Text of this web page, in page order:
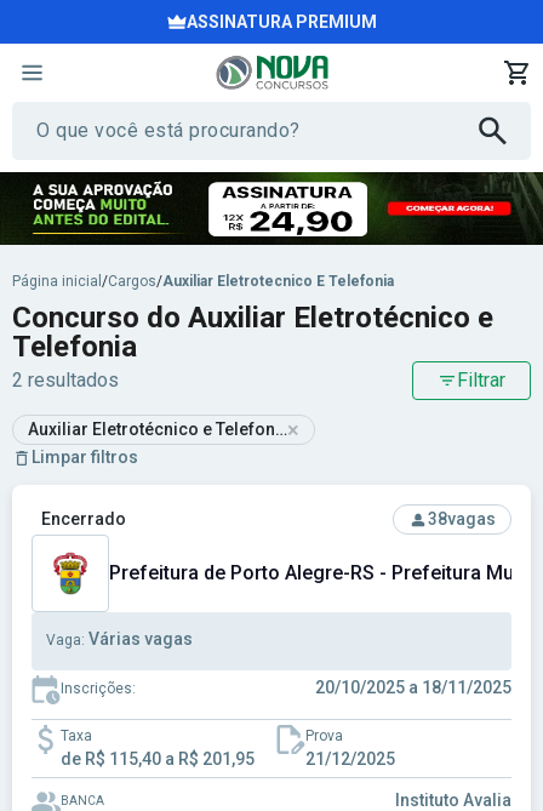
ASSINATURA PREMIUM
Página inicial /Cargos/Auxiliar Eletrotecnico E Telefonia
Concurso do Auxiliar Eletrotécnico e
Telefonia
2 resultados Filtrar
Auxiliar Eletrotécnico e Telefonia×
Limpar filtros
Ver concurso: Prefeitura de Porto Alegre-RS - Prefeitura
Encerrado 38vagas
Prefeitura de Porto Alegre-RS - Prefeitura
Vaga: Várias vagas
Inscrições: 20/10/2025 a 18/11/2025
Taxa
de R$ 115,40 a R$ 201,95
Prova
21/12/2025
BANCA Instituto Avalia